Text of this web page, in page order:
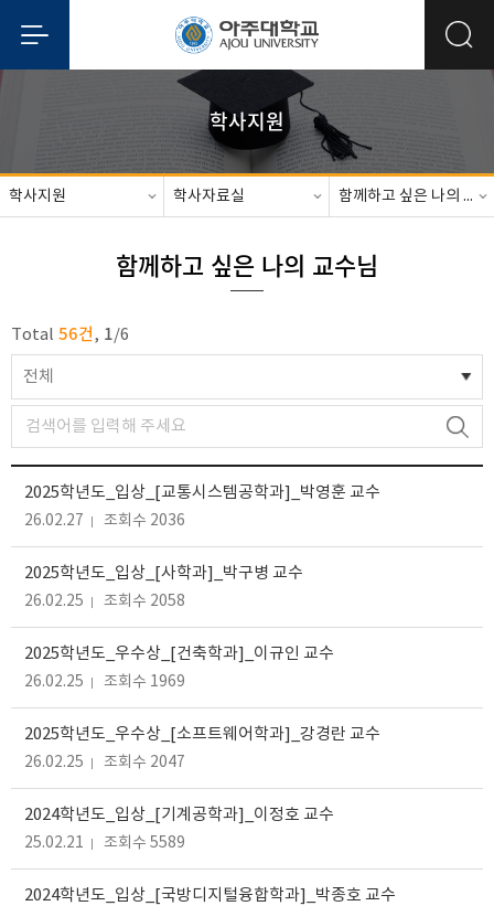
학사지원
학사지원 학사자료실 함께하고 싶은 나의 교수님
함께하고 싶은 나의 교수님
Total 56건, 1/6
전체
2025학년도_입상_[교통시스템공학과]_박영훈 교수
26.02.27 조회수 2036
2025학년도_입상_[사학과]_박구병 교수
26.02.25 조회수 2058
2025학년도_우수상_[건축학과]_이규인 교수
26.02.25 조회수 1969
2025학년도_우수상_[소프트웨어학과]_강경란 교수
26.02.25 조회수 2047
2024학년도_입상_[기계공학과]_이정호 교수
25.02.21 조회수 5589
2024학년도_입상_[국방디지털융합학과]_박종호 교수